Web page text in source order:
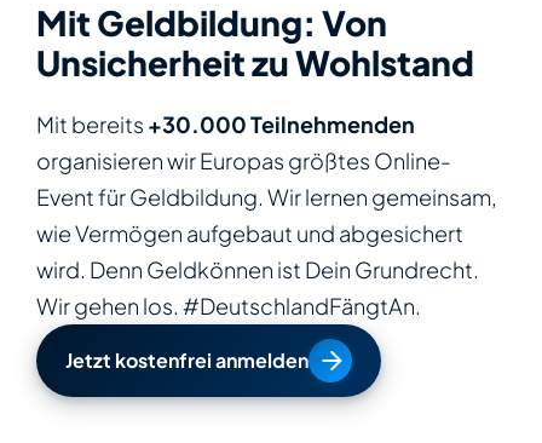
Mit Geldbildung: Von
Unsicherheit zu Wohlstand
Mit bereits +30.000 Teilnehmenden
organisieren wir Europas größtes Online-
Event für Geldbildung. Wir lernen gemeinsam,
wie Vermögen aufgebaut und abgesichert
wird. Denn Geldkönnen ist Dein Grundrecht.
Wir gehen los. #DeutschlandFängtAn.
Jetzt kostenfrei anmelden